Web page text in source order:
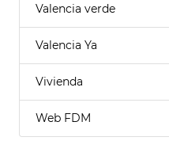
Valencia verde
Valencia Ya
Vivienda
Web FDM